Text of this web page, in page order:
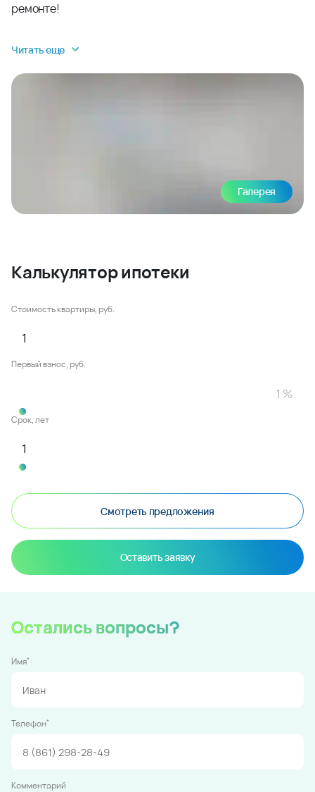
ремонте!
Читать еще
Галерея
Калькулятор ипотеки
Стоимость квартиры, руб.
Первый взнос, руб.
Срок, лет
Смотреть предложения
Оставить заявку
Остались вопросы?
Имя*
Телефон*
Комментарий